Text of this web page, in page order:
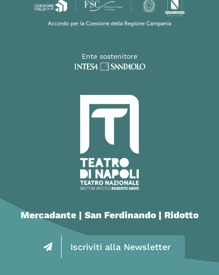
Ente sostenitore
Mercadante | San Ferdinando | Ridotto
Iscriviti alla Newsletter